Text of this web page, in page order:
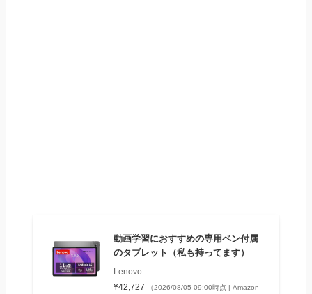
動画学習におすすめの専用ペン付属
のタブレット（私も持ってます）
Lenovo
¥42,727
（2026/08/05 09:00時点 | Amazon